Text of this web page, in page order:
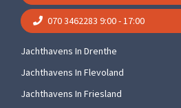
070 3462283 9:00 - 17:00
Jachthavens In Drenthe
Jachthavens In Flevoland
Jachthavens In Friesland